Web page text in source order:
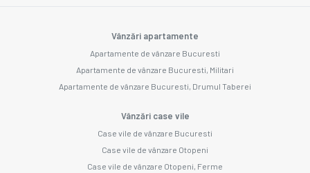
Vânzări apartamente
Apartamente de vânzare Bucuresti
Apartamente de vânzare Bucuresti, Militari
Apartamente de vânzare Bucuresti, Drumul Taberei
Vânzări case vile
Case vile de vânzare Bucuresti
Case vile de vânzare Otopeni
Case vile de vânzare Otopeni, Ferme